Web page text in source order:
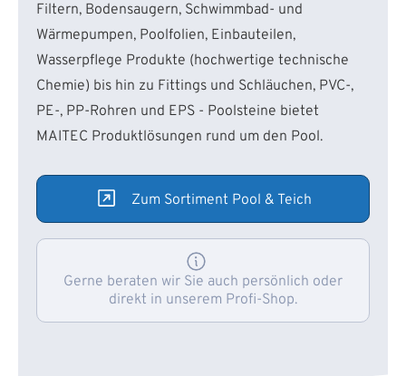
Filtern, Bodensaugern, Schwimmbad- und
Wärmepumpen, Poolfolien, Einbauteilen,
Wasserpflege Produkte (hochwertige technische
Chemie) bis hin zu Fittings und Schläuchen, PVC-,
PE-, PP-Rohren und EPS - Poolsteine bietet
MAITEC Produktlösungen rund um den Pool.
Zum Sortiment Pool & Teich
Gerne beraten wir Sie auch persönlich oder
direkt in unserem Profi-Shop.